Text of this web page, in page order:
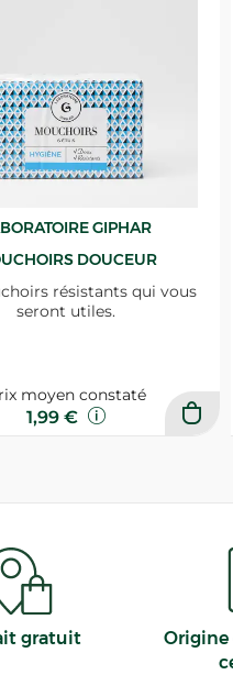
GIPHAR
DOUCEUR
résistants qui vous
seront utiles.
moyen constaté
1,99 €
gratuit